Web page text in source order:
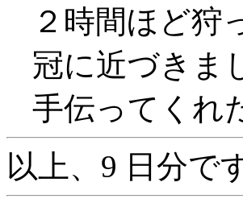
２時間ほど狩
冠に近づきま
手伝ってくれ
以上、9 日分で